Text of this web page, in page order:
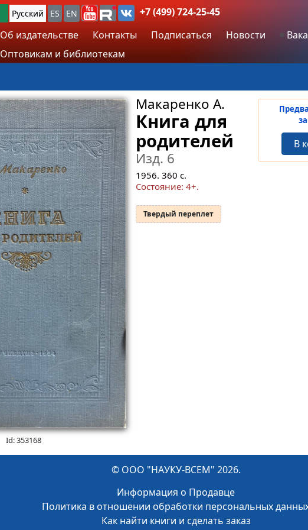
Русский ES EN
+7 (499) 724-25-45
Об издательстве
Контакты Подписаться Новости
Оптовикам и библиотекам
Id: 353168
В
Макаренко А.
Книга для
родителей
Изд. 6
1956. 360 с.
Состояние: 4+.
Твердый переплет
© ООО "НАУКУ-ВСЕМ" 2026.
Информация о Продавце
Политика в отношении обработки персональных
Как найти книги и сделать заказ